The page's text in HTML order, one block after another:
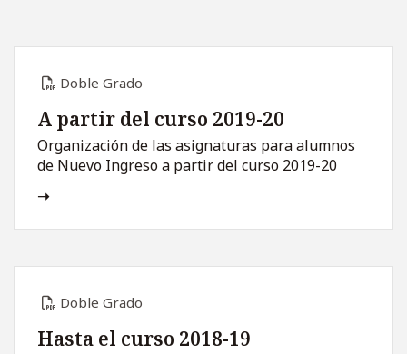
Doble Grado
A partir del curso 2019-20
Organización de las asignaturas para alumnos
de Nuevo Ingreso a partir del curso 2019-20
Doble Grado
Hasta el curso 2018-19